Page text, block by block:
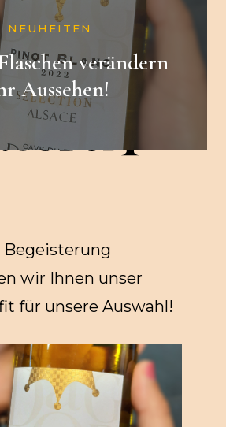
A
R
SHOP
NEUHEITEN
verändern
Aussehen!
Begeisterung
wir Ihnen unser
für unsere Auswahl!